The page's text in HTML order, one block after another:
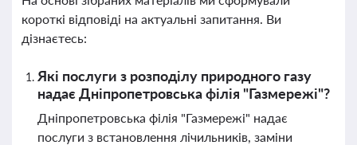
короткі відповіді на актуальні запитання. Ви
дізнаєтесь:
Які послуги з розподілу природного газу
надає Дніпропетровська філія "Газмережі"?
Дніпропетровська філія "Газмережі" надає
послуги з встановлення лічильників, заміни